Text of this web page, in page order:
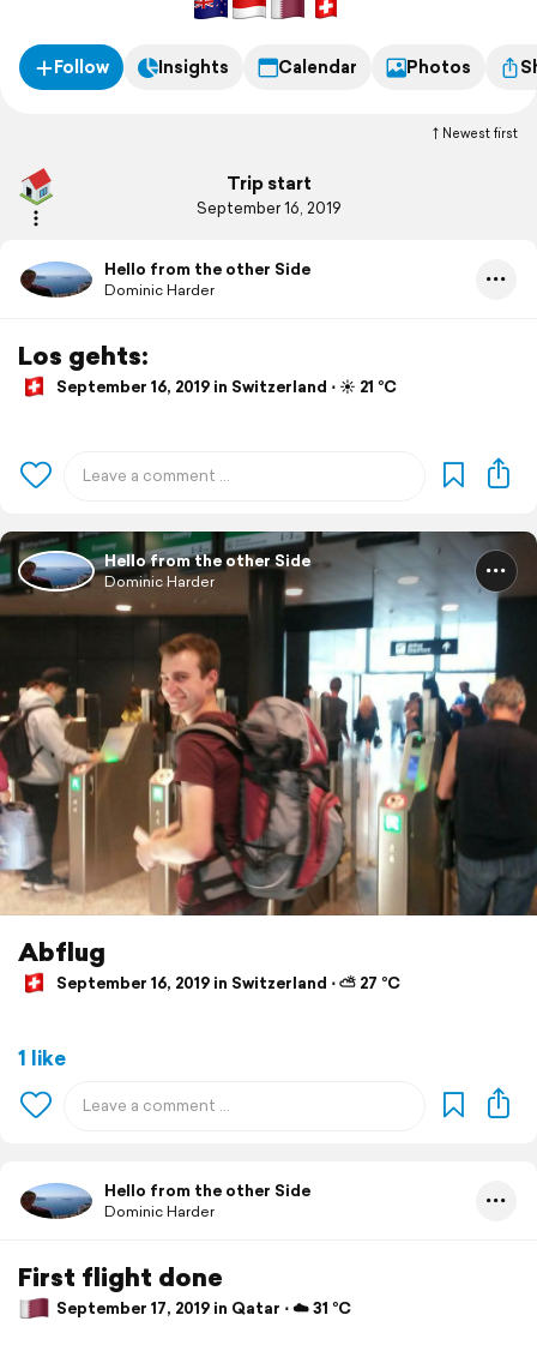
Follow Insights Calendar Photos
Newest first
Trip start
September 16, 2019
Hello from the other Side
Dominic Harder
Los gehts:
September 16, 2019 in Switzerland ⋅ ☀️ 21 °C
Hello from the other Side
Dominic Harder
Abflug
September 16, 2019 in Switzerland ⋅ ⛅ 27 °C
1 like
Hello from the other Side
Dominic Harder
First flight done
September 17, 2019 in Qatar ⋅ ☁️ 31 °C